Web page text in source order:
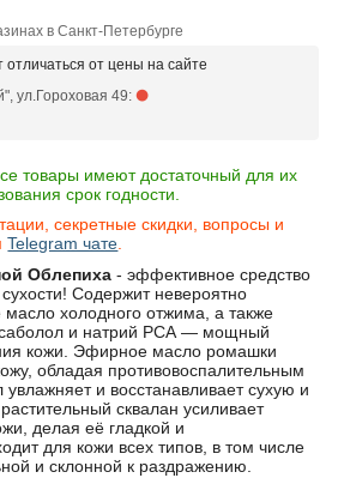
в Санкт-Петербурге
от цены на сайте
ул.Гороховая 49:
товары имеют достаточный для их
срок годности.
секретные скидки, вопросы и
Telegram чате.
Облепиха - эффективное средство
Содержит невероятно
масло холодного отжима, а также
и натрий РСА — мощный
кожи. Эфирное масло ромашки
обладая противовоспалительным
и восстанавливает сухую и
сквалан усиливает
делая её гладкой и
для кожи всех типов, в том числе
и склонной к раздражению.